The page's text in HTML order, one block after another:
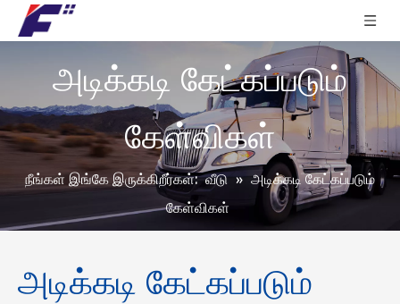
அடிக்கடி கேட்கப்படும்
கேள்விகள்
நீங்கள் இங்கே இருக்கிறீர்கள்: வீடு » அடிக்கடி கேட்கப்படும்
கேள்விகள்
அடிக்கடி கேட்கப்படும்